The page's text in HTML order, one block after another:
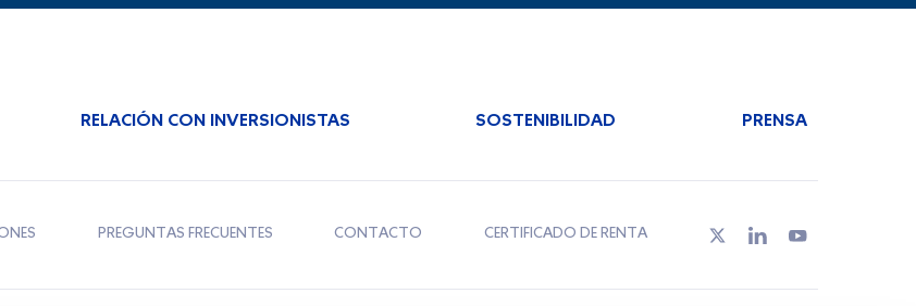
RELACIÓN CON INVERSIONISTAS SOSTENIBILIDAD PRENSA
PREGUNTAS FRECUENTES CONTACTO CERTIFICADO DE RENTA